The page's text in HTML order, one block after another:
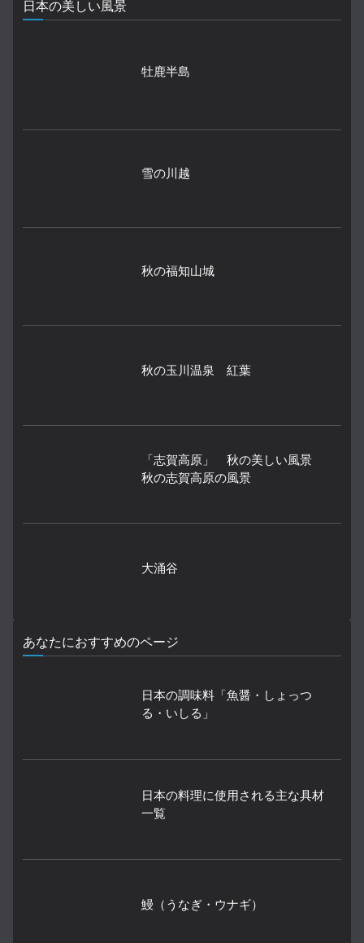
日本の美しい風景
牡鹿半島
雪の川越
秋の福知山城
秋の玉川温泉 紅葉
「志賀高原」 秋の美しい風景
秋の志賀高原の風景
大涌谷
あなたにおすすめのページ
日本の調味料「魚醤・しょっつ
る・いしる」
日本の料理に使用される主な具材
一覧
鰻（うなぎ・ウナギ）